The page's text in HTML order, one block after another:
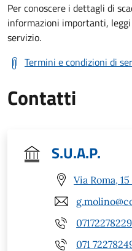
Per conoscere i dettagli di
informazioni importanti,
servizio.
Termini e condizioni di
Contatti
S.U.A.P.
Via Roma,
07172278229
071